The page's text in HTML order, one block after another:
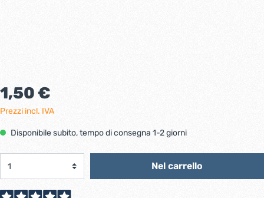
1,50 €
Prezzi incl. IVA
Disponibile subito, tempo di consegna 1-2 giorni
Nel carrello